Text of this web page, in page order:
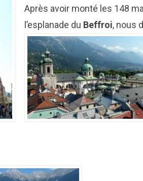
Après avoir monté les 148
l’esplanade du Beffroi, nous